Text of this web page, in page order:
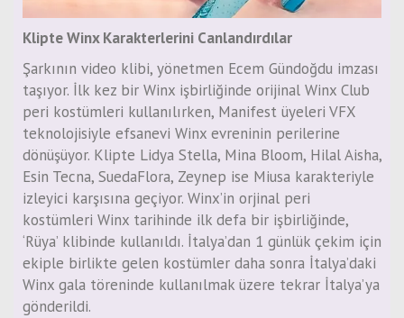
Klipte Winx Karakterlerini Canlandırdılar
Şarkının video klibi, yönetmen Ecem Gündoğdu imzası
taşıyor. İlk kez bir Winx işbirliğinde orijinal Winx Club
peri kostümleri kullanılırken, Manifest üyeleri VFX
teknolojisiyle efsanevi Winx evreninin perilerine
dönüşüyor. Klipte Lidya Stella, Mina Bloom, Hilal Aisha,
Esin Tecna, SuedaFlora, Zeynep ise Miusa karakteriyle
izleyici karşısına geçiyor. Winx’in orjinal peri
kostümleri Winx tarihinde ilk defa bir işbirliğinde,
‘Rüya’ klibinde kullanıldı. İtalya’dan 1 günlük çekim için
ekiple birlikte gelen kostümler daha sonra İtalya’daki
Winx gala töreninde kullanılmak üzere tekrar İtalya’ya
gönderildi.